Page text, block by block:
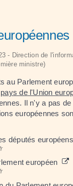
- Direction de
ministre)
au Parlement
pays de l'Union
Il n'y a pas
européennes
députés
européen